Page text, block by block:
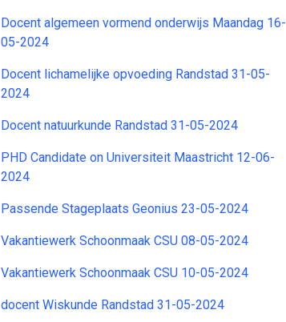
Docent algemeen vormend onderwijs Maandag 16-
05-2024
Docent lichamelijke opvoeding Randstad 31-05-
2024
Docent natuurkunde Randstad 31-05-2024
PHD Candidate on Universiteit Maastricht 12-06-
2024
Passende Stageplaats Geonius 23-05-2024
Vakantiewerk Schoonmaak CSU 08-05-2024
Vakantiewerk Schoonmaak CSU 10-05-2024
docent Wiskunde Randstad 31-05-2024